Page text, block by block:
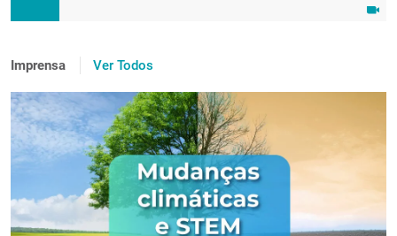
Imprensa Ver Todos